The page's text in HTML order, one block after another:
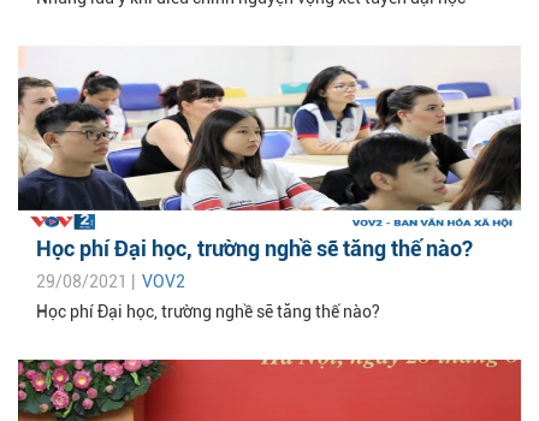
Học phí Đại học, trường nghề sẽ tăng thế nào?
29/08/2021 | VOV2
Học phí Đại học, trường nghề sẽ tăng thế nào?